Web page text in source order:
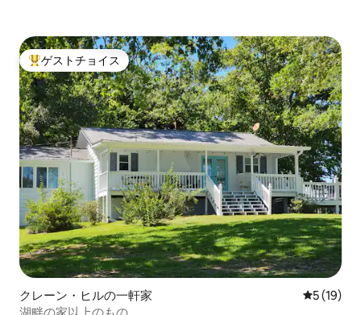
大好評のゲストチョイスです。
ゲストチョイス
クレーン・ヒルの一軒家 レビュー
5 (19)